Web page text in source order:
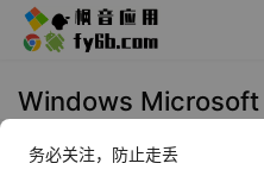
Windows Microsoft
务必关注，防止走丢